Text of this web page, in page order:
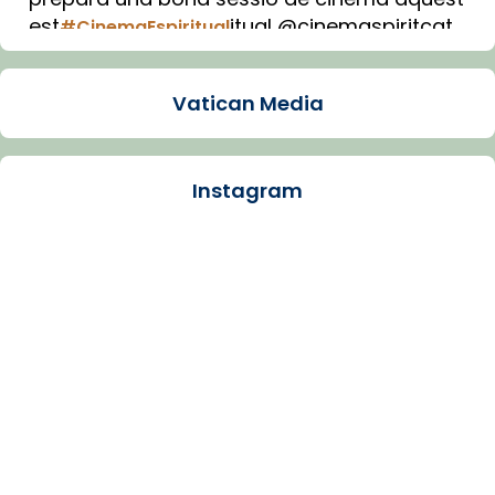
est#CinemaEspiritualitual @cinemaspiritcat
Imatge: Generada amb IA (OpenAI)
Arquebisbat de Barcelona
Vatican Media
Instagram